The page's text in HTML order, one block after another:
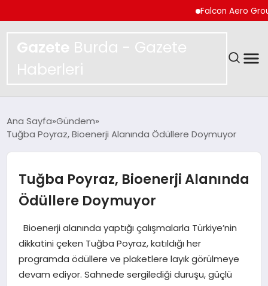
Falcon Aero Group,
Gazete Burda - Gazete
Haberleri
SPOR
MAGAZIN
YAŞAM
EKONOMI
TEKNOLOJI
Ana Sayfa Gündem
Tuğba Poyraz, Bioenerji Alanında Ödüllere Doymuyor
Tuğba Poyraz, Bioenerji Alanında
Ödüllere Doymuyor
Bioenerji alanında yaptığı çalışmalarla Türkiye’nin
dikkatini çeken Tuğba Poyraz, katıldığı her
programda ödüllere ve plaketlere layık görülmeye
devam ediyor. Sahnede sergilediği duruşu, güçlü